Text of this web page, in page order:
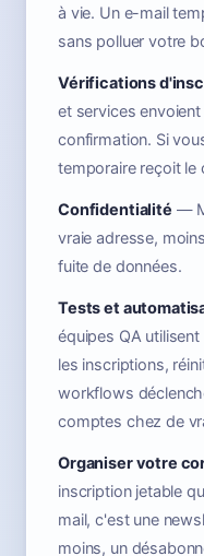
à vie. Un e-mail
sans polluer votre
Vérifications
et services
confirmation. Si
temporaire reçoit le
Confidentialité —
vraie adresse,
fuite de données.
Tests et
équipes QA
les inscriptions,
workflows
comptes chez de
Organiser votre
inscription jetable
mail, c'est une
moins, un